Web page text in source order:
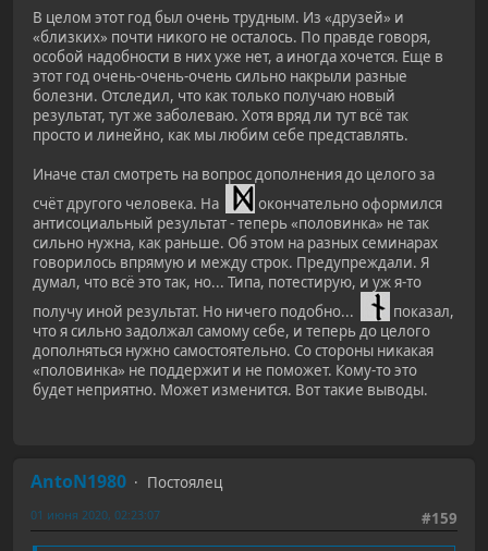
В целом этот год был очень трудным. Из «друзей» и
«близких» почти никого не осталось. По правде говоря,
особой надобности в них уже нет, а иногда хочется. Еще в
этот год очень-очень-очень сильно накрыли разные
болезни. Отследил, что как только получаю новый
результат, тут же заболеваю. Хотя вряд ли тут всё так
просто и линейно, как мы любим себе представлять.
Иначе стал смотреть на вопрос дополнения до целого за
счёт другого человека. На
окончательно оформился
антисоциальный результат - теперь «половинка» не так
сильно нужна, как раньше. Об этом на разных семинарах
говорилось впрямую и между строк. Предупреждали. Я
думал, что всё это так, но... Типа, потестирую, и уж я-то
получу иной результат. Но ничего подобно...
показал,
что я сильно задолжал самому себе, и теперь до целого
дополняться нужно самостоятельно. Со стороны никакая
«половинка» не поддержит и не поможет. Кому-то это
будет неприятно. Может изменится. Вот такие выводы.
AntoN1980
Постоялец
#159
01 июня 2020, 02:23:07